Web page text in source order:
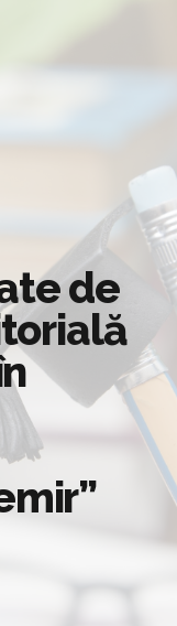
de